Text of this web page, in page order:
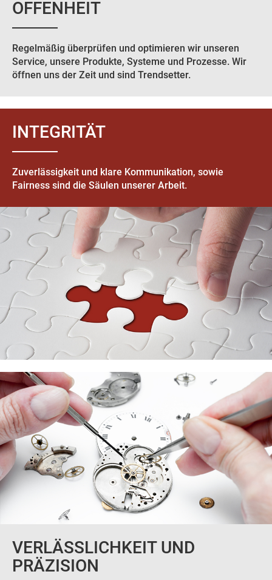
OFFENHEIT
Regelmäßig überprüfen und optimieren wir unseren
Service, unsere Produkte, Systeme und Prozesse. Wir
öffnen uns der Zeit und sind Trendsetter.
INTEGRITÄT
Zuverlässigkeit und klare Kommunikation, sowie
Fairness sind die Säulen unserer Arbeit.
VERLÄSSLICHKEIT UND
PRÄZISION